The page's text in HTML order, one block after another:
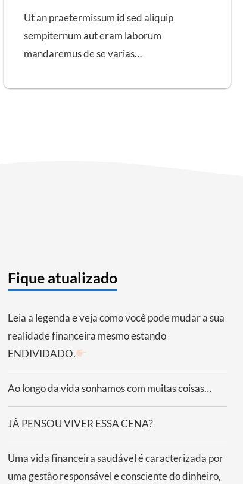
Ut an praetermissum id sed aliquip
sempiternum aut eram laborum
mandaremus de se varias…
Fique atualizado
Leia a legenda e veja como você pode mudar a sua
realidade financeira mesmo estando
ENDIVIDADO.
Ao longo da vida sonhamos com muitas coisas…
JÁ PENSOU VIVER ESSA CENA?
Uma vida financeira saudável é caracterizada por
uma gestão responsável e consciente do dinheiro,